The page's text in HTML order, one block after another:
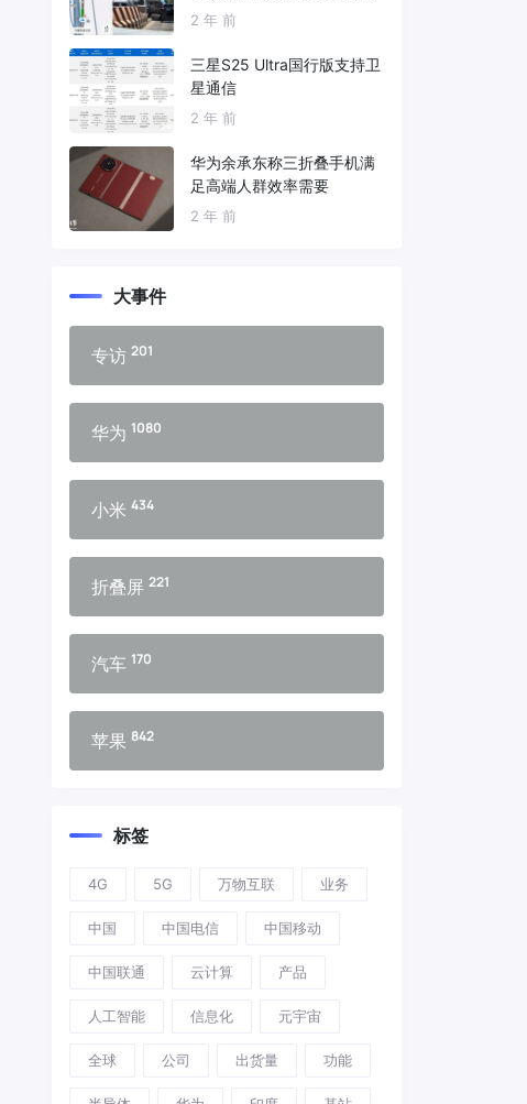
布免费服务
2 年 前
三星S25 Ultra国行版支持卫
星通信
2 年 前
华为余承东称三折叠手机满
足高端人群效率需要
2 年 前
大事件
专访 201
华为 1080
小米 434
折叠屏 221
汽车 170
苹果 842
标签
4G 5G 万物互联 业务
中国 中国电信 中国移动
中国联通 云计算 产品
人工智能 信息化 元宇宙
全球 公司 出货量 功能